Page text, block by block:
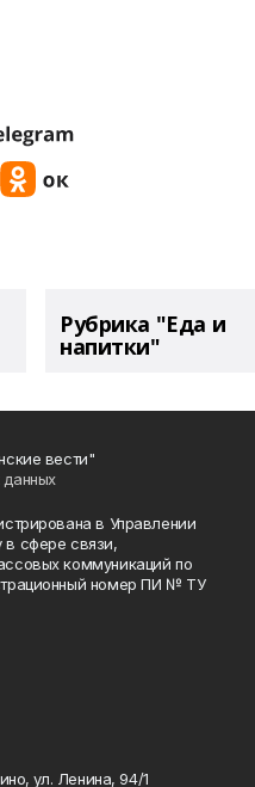
Рубрика "Еда и
напитки"
вести"
в Управлении
сфере связи,
коммуникаций по
номер ПИ № ТУ
ул. Ленина, 94/1